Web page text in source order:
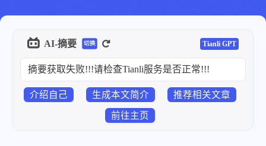
AI-摘要 切换 Tianli GPT
摘要获取失败!!!请检查Tianli服务是否正常!!!
介绍自己 生成本文简介 推荐相关文章
前往主页